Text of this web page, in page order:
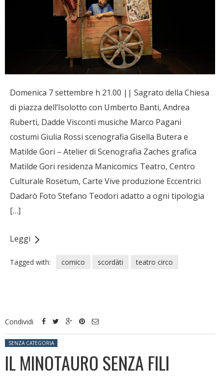
Domenica 7 settembre h 21.00 || Sagrato della Chiesa
di piazza dell’Isolotto con Umberto Banti, Andrea
Ruberti, Dadde Visconti musiche Marco Pagani
costumi Giulia Rossi scenografia Gisella Butera e
Matilde Gori – Atelier di Scenografia Zaches grafica
Matilde Gori residenza Manicomics Teatro, Centro
Culturale Rosetum, Carte Vive produzione Eccentrici
Dadarò Foto Stefano Teodori adatto a ogni tipologia
[…]
Leggi
Tagged with: comico scordàti teatro circo
Condividi
Posted in:
SENZA CATEGORIA
IL MINOTAURO SENZA FILI